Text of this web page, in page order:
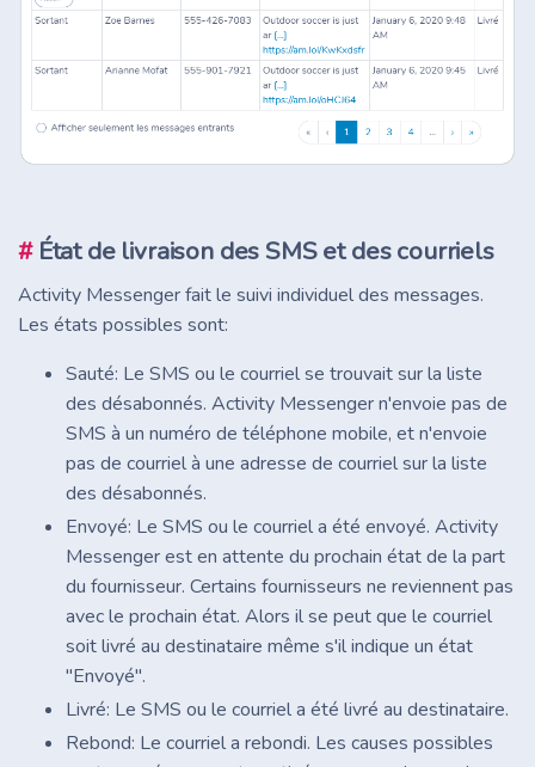
# État de livraison des SMS et des courriels
Activity Messenger fait le suivi individuel des messages.
Les états possibles sont:
Sauté: Le SMS ou le courriel se trouvait sur la liste
des désabonnés. Activity Messenger n'envoie pas de
SMS à un numéro de téléphone mobile, et n'envoie
pas de courriel à une adresse de courriel sur la liste
des désabonnés.
Envoyé: Le SMS ou le courriel a été envoyé. Activity
Messenger est en attente du prochain état de la part
du fournisseur. Certains fournisseurs ne reviennent pas
avec le prochain état. Alors il se peut que le courriel
soit livré au destinataire même s'il indique un état
"Envoyé".
Livré: Le SMS ou le courriel a été livré au destinataire.
Rebond: Le courriel a rebondi. Les causes possibles